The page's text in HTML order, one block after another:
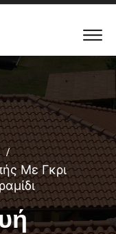
Με Γκρι